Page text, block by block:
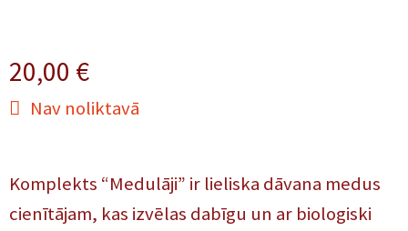
20,00 €
Nav noliktavā
Komplekts “Medulāji” ir lieliska dāvana medus
cienītājam, kas izvēlas dabīgu un ar biologiski